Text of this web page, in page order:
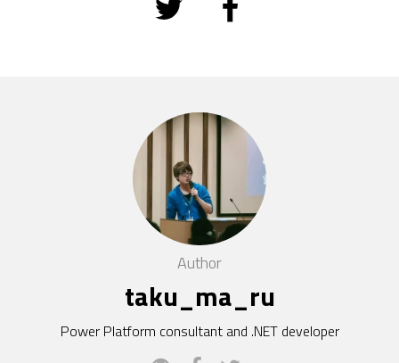
Author
taku_ma_ru
Power Platform consultant and .NET developer